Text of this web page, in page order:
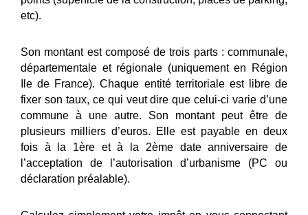
etc).
Son montant est composé de trois parts : communale,
départementale et régionale (uniquement en
Région
Ile de France).Chaque entité territoriale est libre de
fixer son taux, ce qui veut dire que celui-ci varie d’une
commune à une autre. Son montant peut être de
plusieurs milliers d’euros. Elle est payable en deux
fois à la 1ère et à la 2ème date anniversaire de
l’acceptation de l’autorisation d’urbanisme (PC ou
déclaration préalable).